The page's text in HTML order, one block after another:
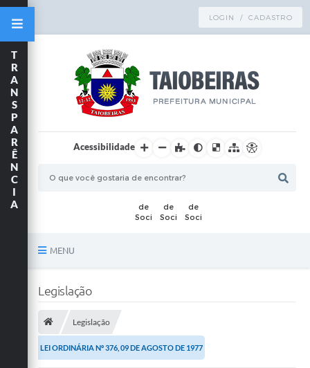
LOGIN / CADASTRO
Acessibilidade
MENU
Publicações
A Prefeitura
T
R
A
N
S
P
A
R
Ê
N
C
I
A
Legislação
Legislação
LEI ORDINÁRIA Nº 376, 09 DE AGOSTO DE 1977